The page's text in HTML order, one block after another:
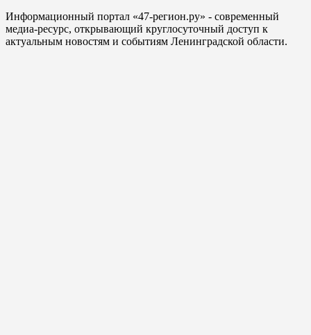
Информационный портал «47-регион.ру» - современный
медиа-ресурс, открывающий круглосуточный доступ к
актуальным новостям и событиям Ленинградской области.